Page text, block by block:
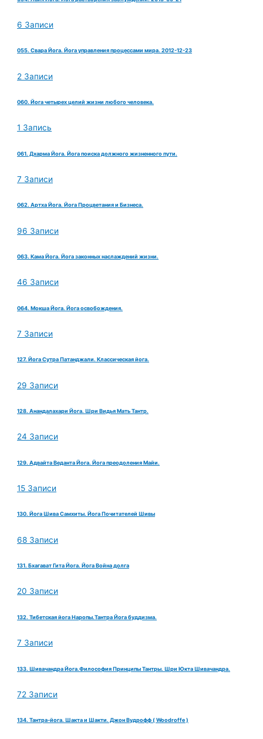
6 Записи
055. Свара Йога. Йога управления процессами мира. 2012-12-23
2 Записи
060. Йога четырех целий жизни любого человека.
1 Запись
061. Дхарма Йога. Йога поиска должного жизненного пути.
7 Записи
062. Артха Йога. Йога Процветания и Бизнеса.
96 Записи
063. Кама Йога. Йога законных наслаждений жизни.
46 Записи
064. Мокша Йога. Йога освобождения.
7 Записи
127. Йога Сутра Патанджали. Классическая йога.
29 Записи
128. Анандалахари Йога. Шри Видья Мать Тантр.
24 Записи
129. Адвайта Веданта Йога. Йога преодоления Майи.
15 Записи
130. Йога Шива Самхиты. Йога Почитателей Шивы
68 Записи
131. Бхагават Гита Йога. Йога Война долга
20 Записи
132. Тибетская йога Наропы.Тантра Йога буддизма.
7 Записи
133. Шивачандра Йога.Философия Принципы Тантры. Шри Юкта Шивачандра.
72 Записи
134. Тантра-йога. Шакта и Шакти. Джон Вудрофф ( Woodroffe )